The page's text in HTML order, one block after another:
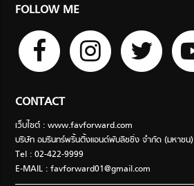
FOLLOW ME
CONTACT
เว็บไซต์ : www.favforward.com
บริษัท อมรินทร์พริ้นติ้งแอนด์พับลิชชิ่ง จำกัด (มหาชน)
Tel : 02-422-9999
E-MAIL :favforward01@gmail.com